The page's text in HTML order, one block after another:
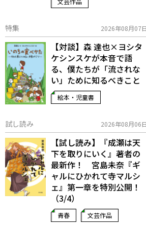
特集 2026年08月07日
【対談】森 達也×ヨシタ
ケシンスケが本音で語
る、僕たちが「流されな
い」ために知るべきこと
絵本・児童書
試し読み 2026年08月06日
【試し読み】『成瀬は天
下を取りにいく』著者の
最新作！ 宮島未奈『ギ
ャルにひかれて寺マルシ
ェ』第一章を特別公開！
（3/4）
青春 文芸作品